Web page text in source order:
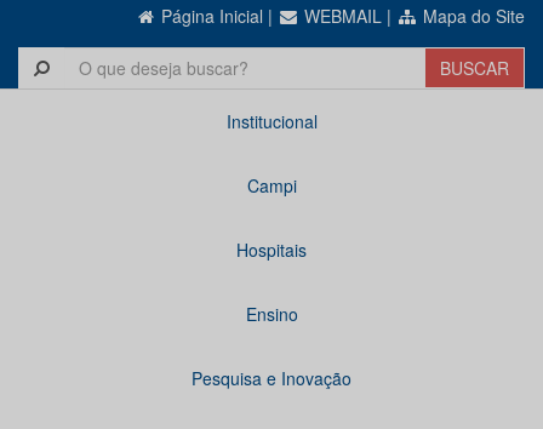
Página Inicial | WEBMAIL | Mapa do Site
Institucional
Campi
Hospitais
Ensino
Pesquisa e Inovação